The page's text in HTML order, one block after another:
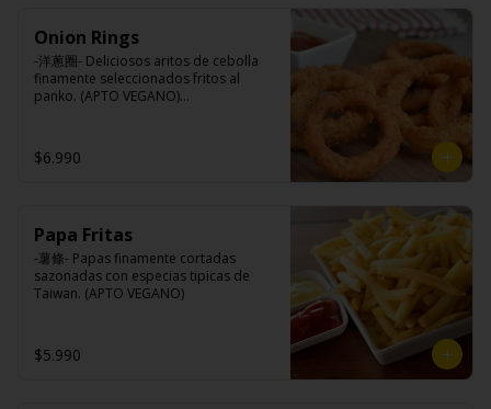
Onion Rings
-洋蔥圈- Deliciosos aritos de cebolla
finamente seleccionados fritos al
panko. (APTO VEGANO)
Ingredientes:
$6.990
Papa Fritas
-薯條- Papas finamente cortadas
sazonadas con especias tipicas de
Taiwan. (APTO VEGANO)
$5.990